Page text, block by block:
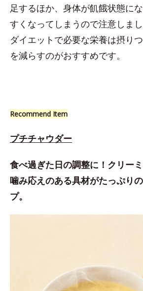
足するほか、身体が飢餓状態に
すくなってしまうので注意しま
ダイエットで必要な栄養は摂り
を減らすのがおすすめです。
Recommend Item
プチチャウダー
食べ過ぎた日の調整に！クリーミ
噛み応えのある具材がたっぷり
プ。